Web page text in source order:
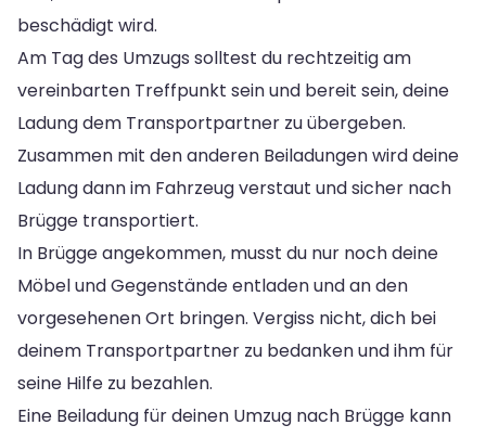
beschädigt wird.
Am Tag des Umzugs solltest du rechtzeitig am
vereinbarten Treffpunkt sein und bereit sein, deine
Ladung dem Transportpartner zu übergeben.
Zusammen mit den anderen Beiladungen wird deine
Ladung dann im Fahrzeug verstaut und sicher nach
Brügge transportiert.
In Brügge angekommen, musst du nur noch deine
Möbel und Gegenstände entladen und an den
vorgesehenen Ort bringen. Vergiss nicht, dich bei
deinem Transportpartner zu bedanken und ihm für
seine Hilfe zu bezahlen.
Eine Beiladung für deinen Umzug nach Brügge kann